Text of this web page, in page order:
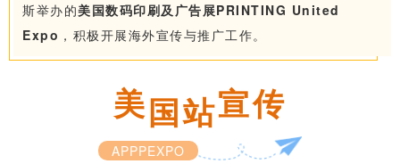
斯举办的美国数码印刷及广告展PRINTING United
Expo ，积极开展海外宣传与推广工作。
美国站宣传
APPPEXPO